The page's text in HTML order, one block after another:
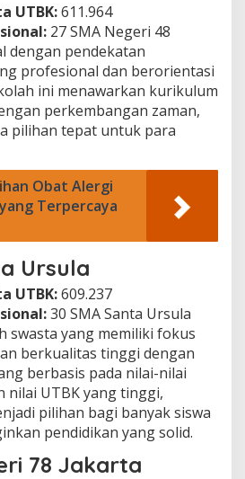
UTBK:611.964
27 SMA Negeri 48
dengan pendekatan
profesional dan berorientasi
ini menawarkan kurikulum
perkembangan zaman,
pilihan tepat untuk para
Obat Alergi
Terpercaya
Ursula
UTBK:609.237
30 SMA Santa Ursula
swasta yang memiliki fokus
berkualitas tinggi dengan
berbasis pada nilai-nilai
nilai UTBK yang tinggi,
pilihan bagi banyak siswa
pendidikan yang solid.
78 Jakarta